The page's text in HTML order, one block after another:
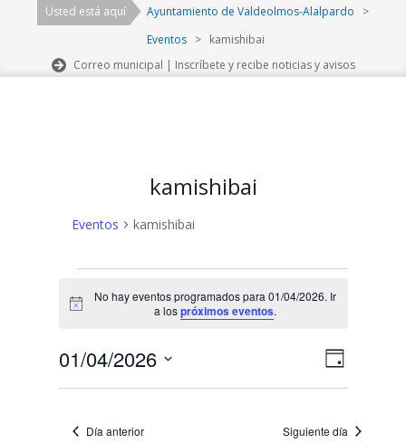
Usted está aquí Ayuntamiento de Valdeolmos-Alalpardo
>
Eventos > kamishibai
Correo municipal | Inscríbete y recibe noticias y avisos
kamishibai
Eventos kamishibai
en
01/04/2026
Aviso
No hay eventos programados para 01/04/2026. Ir
a lospróximos eventos.
N
a
v
N
e
Día
01/04/2026
Día anterior Siguiente día